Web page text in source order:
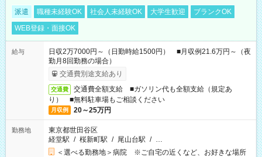
派遣 職種未経験OK 社会人未経験OK 大学生歓迎
ブランクOK
WEB登録・面接OK
給与
日収2万7000円～（日勤時給1500円） ■月収例21.6万円～（夜
勤月8回勤務の場合）
交通費別途支給あり
交通費
交通費全額支給 ■ガソリン代も全額支給（規定あ
り） ■無料駐車場もご相談ください
月収例 20～25万円
勤務地
東京都世田谷区
経堂駅 / 桜新町駅 / 尾山台駅 / …
＜選べる勤務地＞病院 ※ご自宅の近くなど、お好きな場所